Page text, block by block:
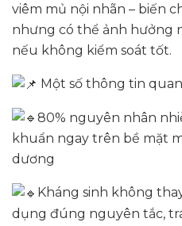
viêm mủ nội nhãn – biến
nhưng có thể ảnh hưởng
nếu không kiểm soát tốt.
Một số thông tin
80% nguyên nhân
khuẩn ngay trên bề mặt
dương
Kháng sinh không
dụng đúng nguyên tắc,